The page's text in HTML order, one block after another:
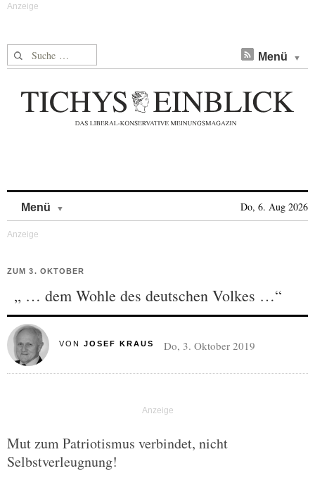
Suche nach: Menü
Menü Do, 6. Aug 2026
ZUM 3. OKTOBER
„ … dem Wohle des deutschen Volkes …“
VON JOSEF KRAUS Do, 3. Oktober 2019
Mut zum Patriotismus verbindet, nicht
Selbstverleugnung!